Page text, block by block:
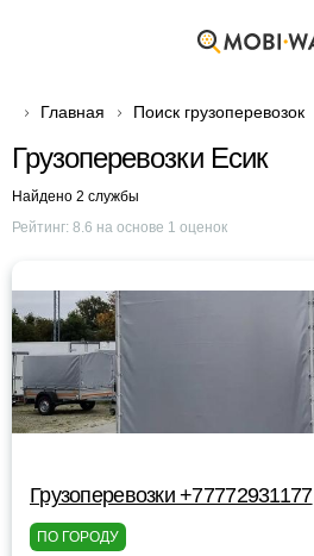
Главная Поиск грузоперевозок
Грузоперевозки Есик
Найдено 2 службы
Рейтинг: 8.6 на основе 1 оценок
Грузоперевозки +77772931177
ПО ГОРОДУ